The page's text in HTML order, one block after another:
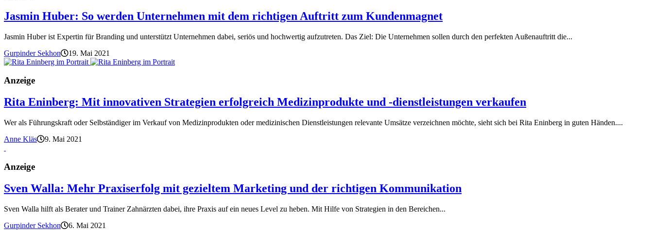
Jasmin Huber: So werden Unternehmen mit dem richtigen Auftritt zum Kundenmagnet
Jasmin Huber ist Expertin für Branding und unterstützt Unternehmen dabei, seriös und hochwertig aufzutreten. Das Ziel: Die Unternehmen sollen durch den perfekten Außenauftritt die...
Gurpinder Sekhon
19. Mai 2021
Anzeige
Rita Eninberg: Mit innovativen Strategien erfolgreich Medizinprodukte und -dienstleistungen verkaufen
Wer als Führungskraft oder Selbständiger im Verkauf von Medizinprodukten oder medizinischen Dienstleistungen relevante Umsätze verzeichnen möchte, sieht sich bei Rita Eninberg in guten Händen....
Anne Kläs
9. Mai 2021
Anzeige
Sven Walla: Mehr Praxiserfolg mit gezieltem Marketing und der richtigen Kommunikation
Sven Walla hilft als Berater und Trainer Zahnärzten dabei, ihre Praxis auf ein neues Level zu heben. Mit Hilfe von Strategien in den Bereichen...
Gurpinder Sekhon
6. Mai 2021